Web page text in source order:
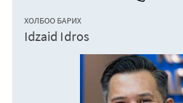
ХОЛБОО БАРИХ
Idzaid Idros